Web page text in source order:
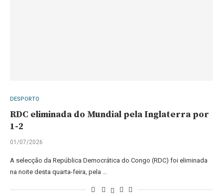
DESPORTO
RDC eliminada do Mundial pela Inglaterra por
1-2
01/07/2026
A selecção da República Democrática do Congo (RDC) foi eliminada
na noite desta quarta-feira, pela …